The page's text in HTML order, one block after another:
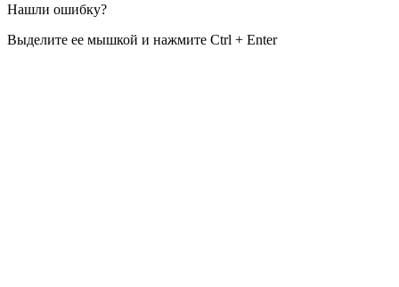
Нашли ошибку?
Выделите ее мышкой и нажмите Ctrl + Enter